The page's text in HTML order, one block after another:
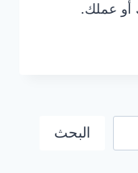
أو عملك.
البحث